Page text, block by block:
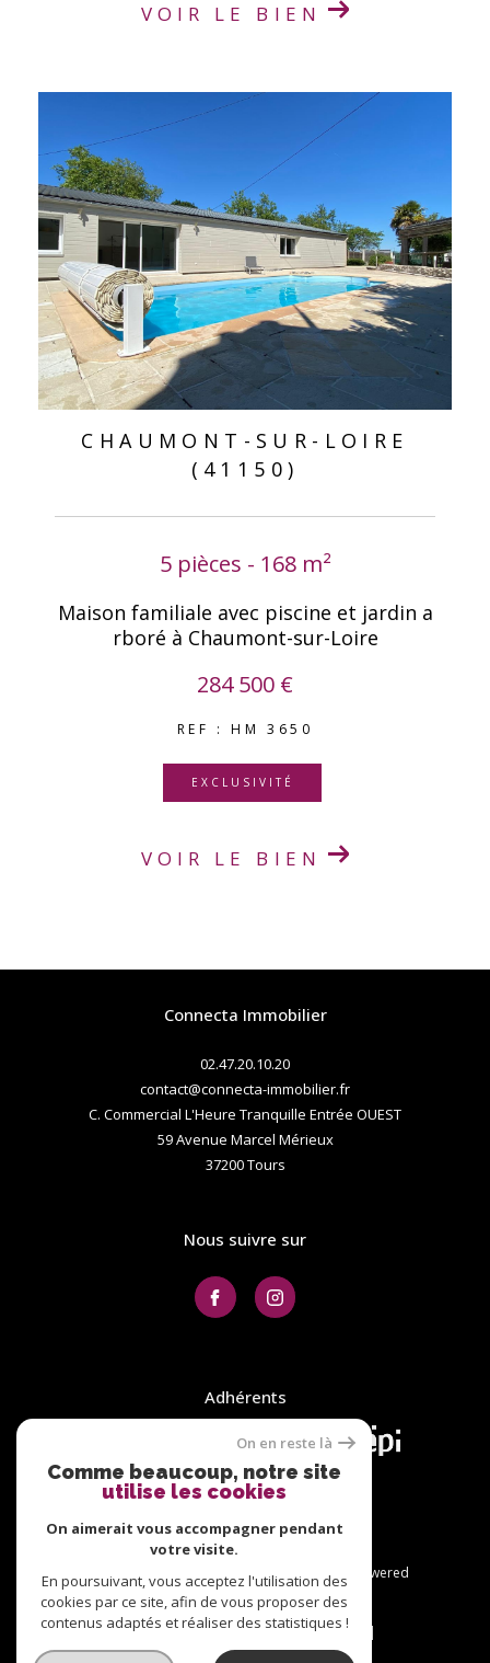
VOIR LE BIEN
CHAUMONT-SUR-LOIRE
(41150)
5 pièces - 168 m²
Maison familiale avec piscine et jardin a
rboré à Chaumont-sur-Loire
284 500 €
REF : HM 3650
EXCLUSIVITÉ
VOIR LE BIEN
Connecta Immobilier
02.47.20.10.20
contact@connecta-immobilier.fr
C. Commercial L'Heure Tranquille Entrée OUEST
59 Avenue Marcel Mérieux
37200 tours
Nous suivre sur
Adhérents
© 2026 | Tous droits réservés | Traduction powered
by Google |
Plan du site
Nos honoraires
Mentions légales
Admin
Nos liens
Politique RGPD
Cookies
On en reste là
Comme beaucoup, notre site
utilise les cookies
On aimerait vous accompagner pendant
votre visite.
En poursuivant, vous acceptez l'utilisation des
cookies par ce site, afin de vous proposer des
contenus adaptés et réaliser des statistiques !